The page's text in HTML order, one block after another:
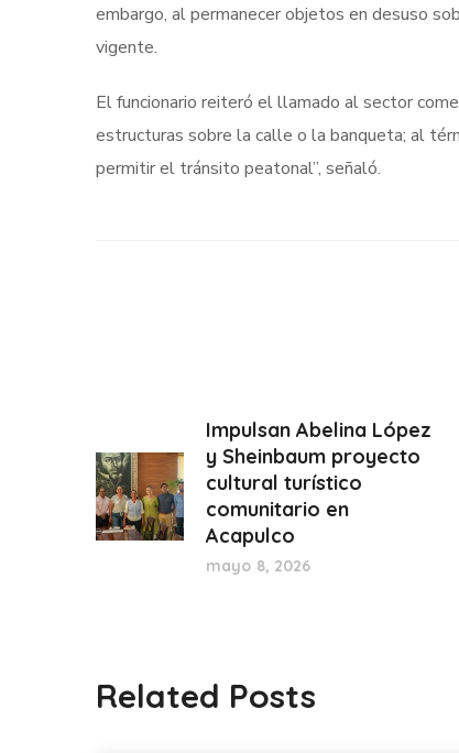
embargo, al permanecer objetos en desuso
vigente.
El funcionario reiteró el llamado al sector
estructuras sobre la calle o la banqueta; al
permitir el tránsito peatonal”, señaló.
Impulsan Abelina López
y Sheinbaum proyecto
cultural turístico
comunitario en
Acapulco
mayo 8, 2026
Related Posts